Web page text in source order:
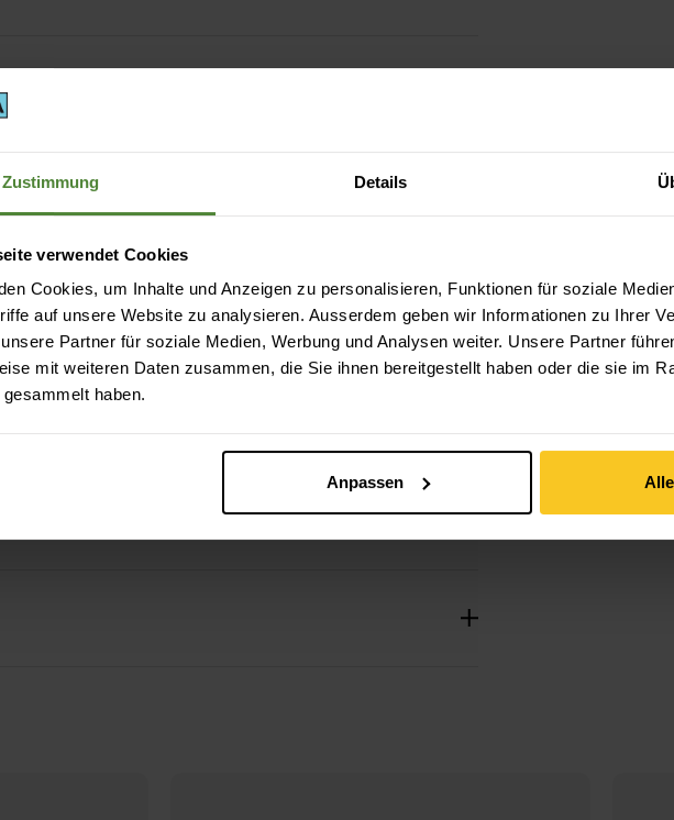
Zustimmung Details
verwendet Cookies
Cookies, um Inhalte und Anzeigen zu personalisieren, Funktionen für soziale
auf unsere Website zu analysieren. Ausserdem geben wir Informationen zu Ihrer
Partner für soziale Medien, Werbung und Analysen weiter. Unsere Partner
mit weiteren Daten zusammen, die Sie ihnen bereitgestellt haben oder die sie im
haben.
Anpassen
Polystyrol)
tierisches Material